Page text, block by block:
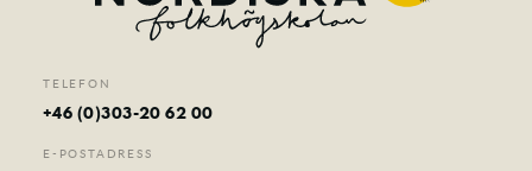
TELEFON
+46 (0)303-20 62 00
E-POSTADRESS